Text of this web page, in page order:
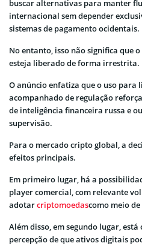
buscar alternativas para manter
internacional sem depender
sistemas de pagamento ocidentais.
No entanto, isso não significa que
esteja liberado de forma irrestrita.
O anúncio enfatiza que o uso para
acompanhado de regulação
de inteligência financeira russa e
supervisão.
Para o mercado cripto global, a
efeitos principais.
Em primeiro lugar, há a
player comercial, com relevante
adotarcriptomoedascomo meio
Além disso, em segundo lugar,
percepção de que ativos digitais